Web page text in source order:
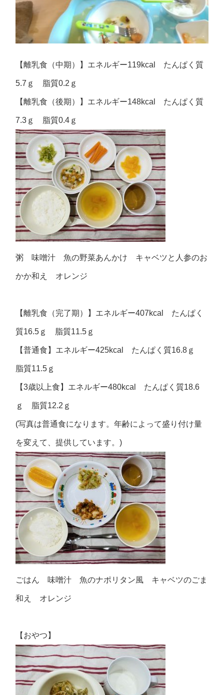
【離乳食（中期）】エネルギー119kcal たんぱく質
5.7ｇ 脂質0.2ｇ
【離乳食（後期）】エネルギー148kcal たんぱく質
7.3ｇ 脂質0.4ｇ
粥 味噌汁 魚の野菜あんかけ キャベツと人参のお
かか和え オレンジ
【離乳食（完了期）】エネルギー407kcal たんぱく
質16.5ｇ 脂質11.5ｇ
【普通食】エネルギー425kcal たんぱく質16.8ｇ
脂質11.5ｇ
【3歳以上食】エネルギー480kcal たんぱく質18.6
ｇ 脂質12.2ｇ
(写真は普通食になります。年齢によって盛り付け量
を変えて、提供しています。)
ごはん 味噌汁 魚のナポリタン風 キャベツのごま
和え オレンジ
【おやつ】